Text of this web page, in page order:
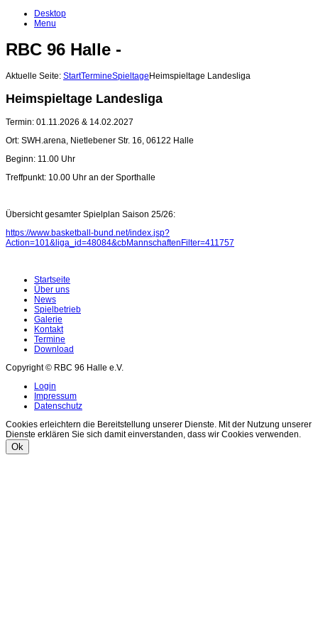
Desktop
Menu
RBC 96 Halle -
Aktuelle Seite: StartTermineSpieltage Heimspieltage Landesliga
Heimspieltage Landesliga
Termin: 01.11.2026 & 14.02.2027
Ort: SWH.arena, Nietlebener Str. 16, 06122 Halle
Beginn: 11.00 Uhr
Treffpunkt: 10.00 Uhr an der Sporthalle
Übersicht gesamter Spielplan Saison 25/26:
https://www.basketball-bund.net/index.jsp?
Action=101&liga_id=48084&cbMannschaftenFilter=411757
Startseite
Über uns
News
Spielbetrieb
Galerie
Kontakt
Termine
Download
Copyright © RBC 96 Halle e.V.
Login
Impressum
Datenschutz
Cookies erleichtern die Bereitstellung unserer Dienste. Mit der Nutzung unserer
Dienste erklären Sie sich damit einverstanden, dass wir Cookies verwenden.
Ok